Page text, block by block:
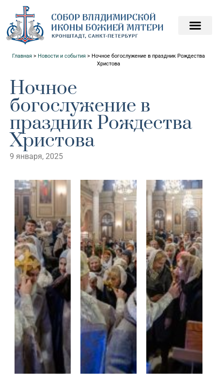
Главная > Новости и события > Ночное богослужение в праздник Рождества
Христова
Ночное
богослужение в
праздник Рождества
Христова
9 января, 2025